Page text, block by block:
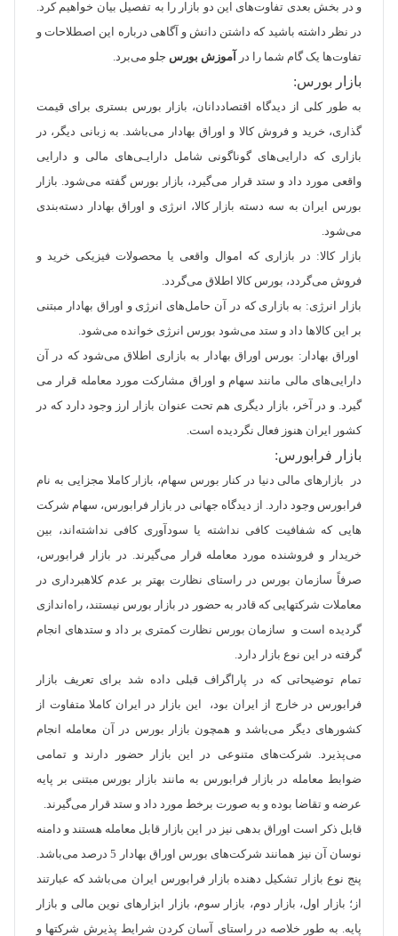
و در بخش بعدی تفاوت‌­های این دو بازار را به تفصیل بیان خواهیم کرد.
در نظر داشته باشید که داشتن دانش و آگاهی درباره این اصطلاحات و
تفاوت‌ها یک گام شما را در
آموزش بورس جلو می‌برد.
بازار بورس:
به طور کلی از دیدگاه اقتصاددانان، بازار بورس بستری برای قیمت­‌
گذاری، خرید و فروش کالا و اوراق بهادار می‌­باشد. به زبانی دیگر، در
بازاری که دارایی‌های گوناگونی شامل دارایـی‌­های مالی و دارایی
واقعی مورد داد و ستد قرار می‌­گیرد، بازار بورس گفته می­‌شود. بازار
بورس ایران به سه دسته بازار کالا، انرژی و اوراق بهادار دسته­‌بندی
می‌­شود.
بازار کالا: در بازاری که اموال واقعی یا محصولات فیزیکی خرید و
فروش می‌­گردد، بورس کالا اطلاق می‌­گردد.
بازار انرژی: به بازاری که در آن حامل‌­های انرژی و اوراق بهادار مبتنی
بر این کالاها داد و ستد می‌­شود بورس انرژی خوانده می­‌شود.
اوراق بهادار: بورس اوراق بهادار به بازاری اطلاق می‌­شود که در آن
دارایی­‌های مالی مانند سهام و اوراق مشارکت مورد معامله قرار می­‌
گیرد. و در آخر، بازار دیگری هم تحت عنوان بازار ارز وجود دارد که در
کشور ایران هنوز فعال نگردیده است.
بازار فرابورس:
در بازارهای مالی دنیا در کنار بورس سهام، بازار کاملا مجزایی به نام
فرابورس وجود دارد. از دیدگاه جهانی در بازار فرابورس، سهام شرکت­‌
هایی که شفافیت کافی نداشته یا سودآوری کافی نداشته­‌اند، بین
خریدار و فروشنده مورد معامله قرار می‌­گیرند. در بازار فرابورس،
صرفاً سازمان بورس در راستای نظارت بهتر بر عدم کلاهبرداری در
معاملات شرکت­هایی که قادر به حضور در بازار بورس نیستند، راه‌­اندازی
گردیده است و سازمان بورس نظارت کمتری بر داد و ستدهای انجام
گرفته در این نوع بازار دارد.
تمام توضیحاتی که در پاراگراف قبلی داده شد برای تعریف بازار
فرابورس در خارج از ایران بود، این بازار در ایران کاملا متفاوت از
کشورهای دیگر می‌­باشد و همچون بازار بورس در آن معامله انجام
می‌­پذیرد. شرکت­‌های متنوعی در این بازار حضور دارند و تمامی
ضوابط معامله در بازار فرابورس به مانند بازار بورس مبتنی بر پایه
عرضه و تقاضا بوده و به صورت برخط مورد داد و ستد قرار می­‌گیرند.
قابل ذکر است اوراق بدهی نیز در این بازار قابل معامله هستند و دامنه
نوسان آن نیز همانند شرکت­‌های بورس اوراق بهادار 5 درصد می­‌باشد.
پنج نوع بازار تشکیل دهنده بازار فرابورس ایران می‌­باشد که عبارتند
از؛ بازار اول، بازار دوم، بازار سوم، بازار ابزارهای نوین مالی و بازار
پایه. به طور خلاصه در راستای آسان کردن شرایط پذیرش شرکت­ها و